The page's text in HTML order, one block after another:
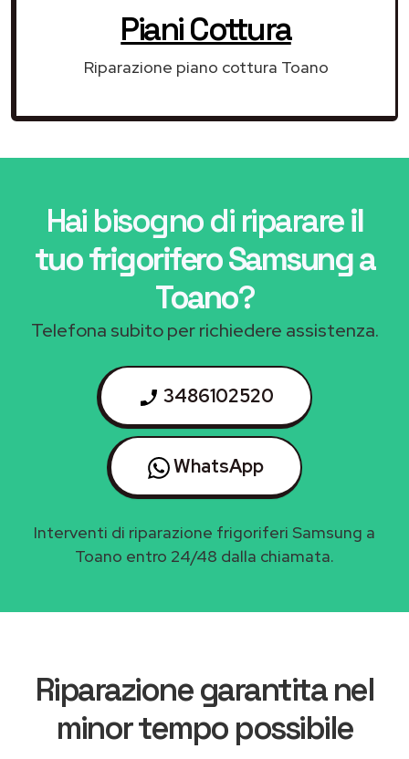
Piani Cottura
Riparazione piano cottura Toano
Hai bisogno di riparareil
tuo frigorifero Samsung a
Toano?
Telefona subito per richiedere assistenza.
3486102520
WhatsApp
Interventi di riparazione frigoriferi Samsung a
Toano entro 24/48 dalla chiamata.
Riparazione garantita nel
minor tempo possibile